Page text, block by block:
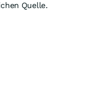
Quelle.